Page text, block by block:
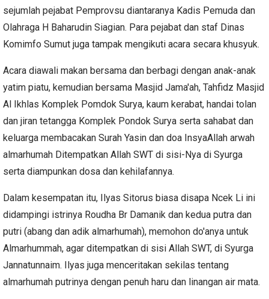
sejumlah pejabat Pemprovsu diantaranya Kadis Pemuda dan
Olahraga H Baharudin Siagian. Para pejabat dan staf Dinas
Komimfo Sumut juga tampak mengikuti acara secara khusyuk.
Acara diawali makan bersama dan berbagi dengan anak-anak
yatim piatu, kemudian bersama Masjid Jama'ah, Tahfidz Masjid
Al Ikhlas Komplek Pomdok Surya, kaum kerabat, handai tolan
dan jiran tetangga Komplek Pondok Surya serta sahabat dan
keluarga membacakan Surah Yasin dan doa InsyaAllah arwah
almarhumah Ditempatkan Allah SWT di sisi-Nya di Syurga
serta diampunkan dosa dan kehilafannya.
Dalam kesempatan itu, Ilyas Sitorus biasa disapa Ncek Li ini
didampingi istrinya Roudha Br Damanik dan kedua putra dan
putri (abang dan adik almarhumah), memohon do'anya untuk
Almarhummah, agar ditempatkan di sisi Allah SWT, di Syurga
Jannatunnaim. Ilyas juga menceritakan sekilas tentang
almarhumah putrinya dengan penuh haru dan linangan air mata.